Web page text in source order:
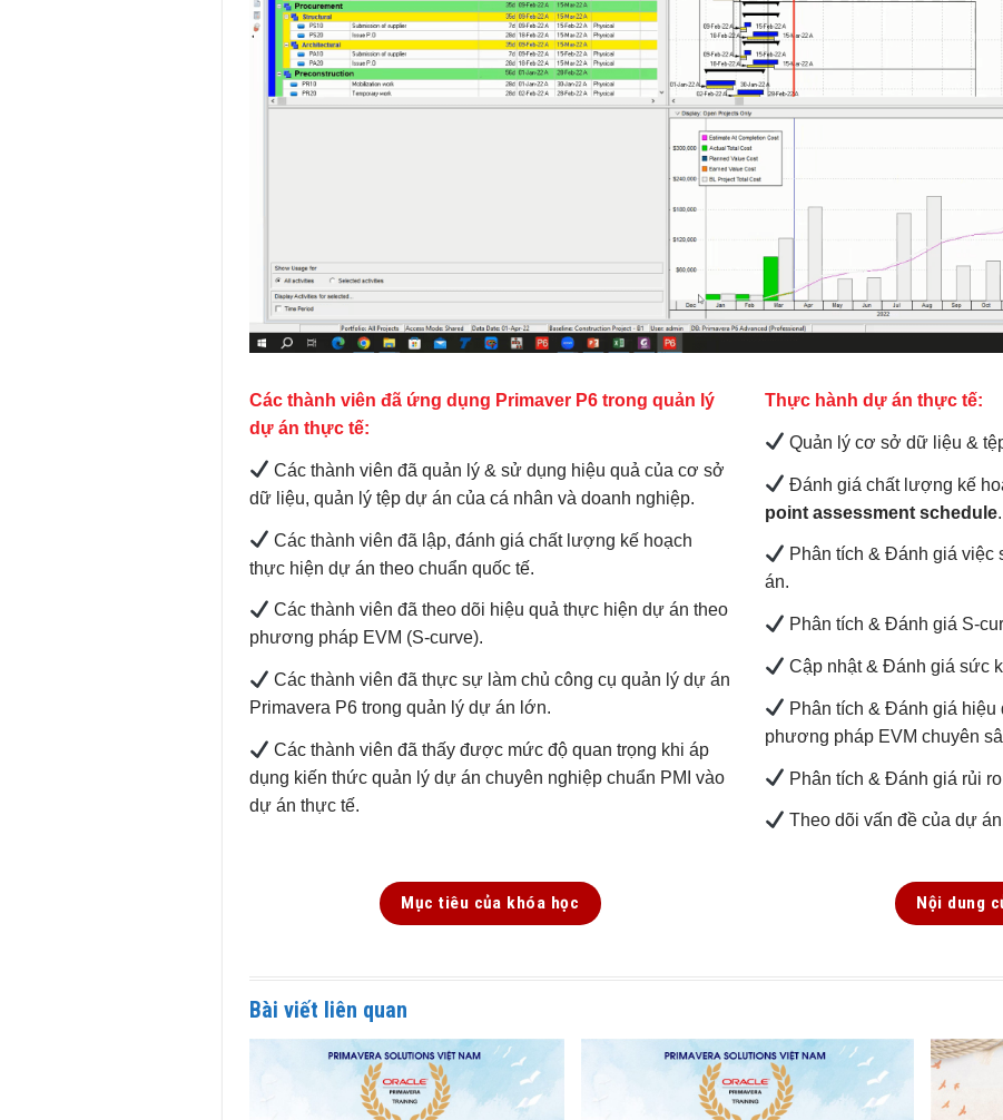
Các thành viên đã ứng dụng Primaver P6 trong quản lý
dự án thực tế:
Các thành viên đã quản lý & sử dụng hiệu quả của cơ sở
dữ liệu, quản lý tệp dự án của cá nhân và doanh nghiệp.
Các thành viên đã lập, đánh giá chất lượng kế hoạch
thực hiện dự án theo chuẩn quốc tế.
Các thành viên đã theo dõi hiệu quả thực hiện dự án theo
phương pháp EVM (S-curve).
Các thành viên đã thực sự làm chủ công cụ quản lý dự án
Primavera P6 trong quản lý dự án lớn.
Các thành viên đã thấy được mức độ quan trọng khi áp
dụng kiến thức quản lý dự án chuyên nghiệp chuẩn PMI vào
dự án thực tế.
Thực hành dự án thực tế:
Quản lý cơ sở dữ liệu &
Đánh giá chất lượng kế
point assessment schedule.
Phân tích & Đánh giá
án.
Phân tích & Đánh giá S-
Cập nhật & Đánh giá sức
Phân tích & Đánh giá
phương pháp EVM chuyên
Phân tích & Đánh giá rủi
Theo dõi vấn đề của dự
Mục tiêu của khóa học Nội dung
Bài viết liên quan